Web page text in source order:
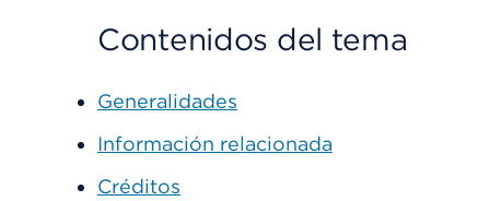
Contenidos del tema
Generalidades
Información relacionada
Créditos